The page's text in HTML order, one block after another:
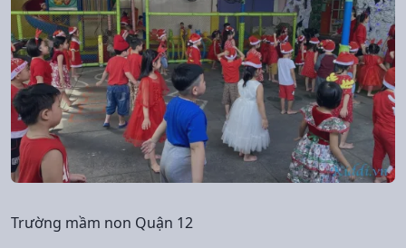
Trường mầm non Quận 12